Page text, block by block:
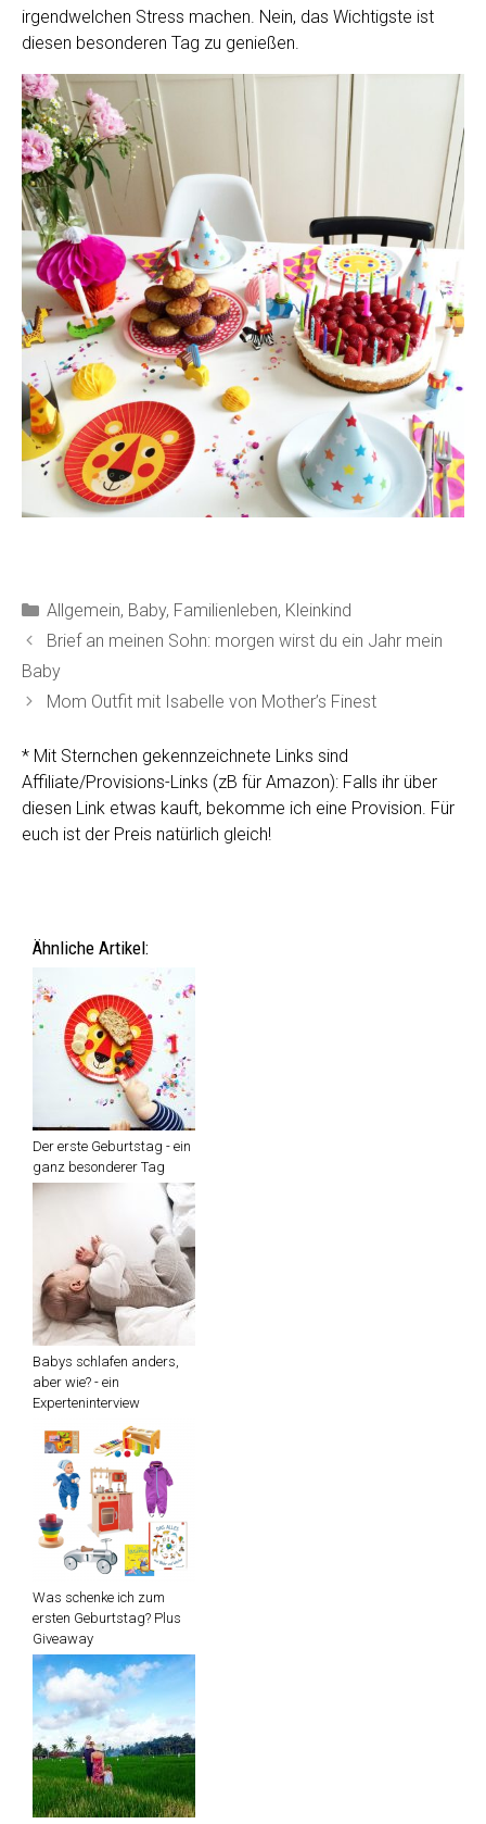
irgendwelchen Stress machen. Nein, das Wichtigste ist
diesen besonderen Tag zu genießen.
Kategorien
Allgemein, Baby, Familienleben, Kleinkind
Brief an meinen Sohn: morgen wirst du ein Jahr mein
Baby
Mom Outfit mit Isabelle von Mother’s Finest
* Mit Sternchen gekennzeichnete Links sind
Affiliate/Provisions-Links (zB für Amazon): Falls ihr über
diesen Link etwas kauft, bekomme ich eine Provision. Für
euch ist der Preis natürlich gleich!
Ähnliche Artikel:
Der erste Geburtstag - ein
ganz besonderer Tag
Babys schlafen anders,
aber wie? - ein
Experteninterview
Was schenke ich zum
ersten Geburtstag? Plus
Giveaway